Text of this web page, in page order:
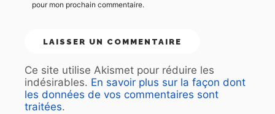
pour mon prochain commentaire.
Ce site utilise Akismet pour réduire les
indésirables. En savoir plus sur la façon dont
les données de vos commentaires sont
traitées.